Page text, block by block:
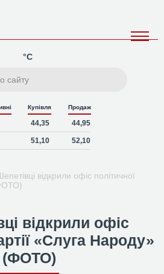
°C
Купівля Продаж
44,35 44,95
51,10 52,10
відкрили офіс політичної
відкрили офіс
«Слуга Народу»
(ФОТО)